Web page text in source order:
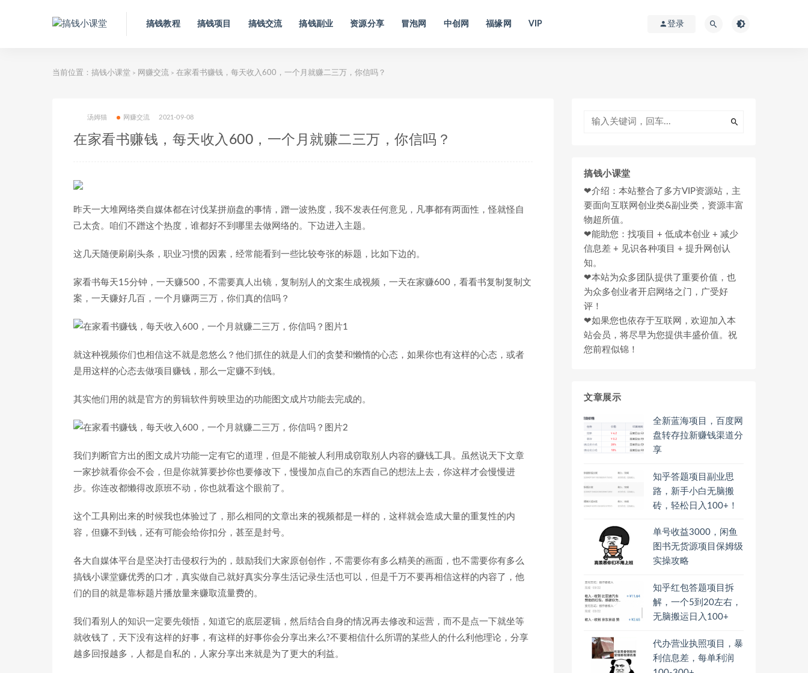
搞钱教程 搞钱项目 搞钱交流 搞钱副业 资源分享 冒泡网 中创网 福缘网 VIP 登录
当前位置： 搞钱小课堂 > 网赚交流 > 在家看书赚钱，每天收入600，一个月就赚二三万，你信吗？
汤姆猫 网赚交流 2021-09-08
在家看书赚钱，每天收入600，一个月就赚二三万，你信吗？
昨天一大堆网络类自媒体都在讨伐某拼崩盘的事情，蹭一波热度，我不发表任何意见，凡事都有两面性，怪就怪自
己太贪。咱们不蹭这个热度，谁都好不到哪里去做网络的。下边进入主题。
这几天随便刷刷头条，职业习惯的因素，经常能看到一些比较夸张的标题，比如下边的。
家看书每天15分钟，一天赚500，不需要真人出镜，复制别人的文案生成视频，一天在家赚600，看看书复制复制文
案，一天赚好几百，一个月赚两三万，你们真的信吗？
就这种视频你们也相信这不就是忽悠么？他们抓住的就是人们的贪婪和懒惰的心态，如果你也有这样的心态，或者
是用这样的心态去做项目赚钱，那么一定赚不到钱。
其实他们用的就是官方的剪辑软件剪映里边的功能图文成片功能去完成的。
我们判断官方出的图文成片功能一定有它的道理，但是不能被人利用成窃取别人内容的赚钱工具。虽然说天下文章
一家抄就看你会不会，但是你就算要抄你也要修改下，慢慢加点自己的东西自己的想法上去，你这样才会慢慢进
步。你连改都懒得改原班不动，你也就看这个眼前了。
这个工具刚出来的时候我也体验过了，那么相同的文章出来的视频都是一样的，这样就会造成大量的重复性的内
容，但赚不到钱，还有可能会给你扣分，甚至是封号。
各大自媒体平台是坚决打击侵权行为的，鼓励我们大家原创创作，不需要你有多么精美的画面，也不需要你有多么
搞钱小课堂赚优秀的口才，真实做自己就好真实分享生活记录生活也可以，但是千万不要再相信这样的内容了，他
们的目的就是靠标题片播放量来赚取流量费的。
我们看别人的知识一定要先领悟，知道它的底层逻辑，然后结合自身的情况再去修改和运营，而不是点一下就坐等
就收钱了，天下没有这样的好事，有这样的好事你会分享出来么?不要相信什么所谓的某些人的什么利他理论，分享
越多回报越多，人都是自私的，人家分享出来就是为了更大的利益。
搞钱小课堂
❤介绍：本站整合了多方VIP资源站，主
要面向互联网创业类&副业类，资源丰富
物超所值。
❤能助您：找项目 + 低成本创业 + 减少
信息差 + 见识各种项目 + 提升网创认
知。
❤本站为众多团队提供了重要价值，也
为众多创业者开启网络之门，广受好
评！
❤如果您也依存于互联网，欢迎加入本
站会员，将尽早为您提供丰盛价值。祝
您前程似锦！
文章展示
全新蓝海项目，百度网
盘转存拉新赚钱渠道分
享
知乎答题项目副业思
路，新手小白无脑搬
砖，轻松日入100+！
单号收益3000，闲鱼
图书无货源项目保姆级
实操攻略
知乎红包答题项目拆
解，一个5到20左右，
无脑搬运日入100+
代办营业执照项目，暴
利信息差，每单利润